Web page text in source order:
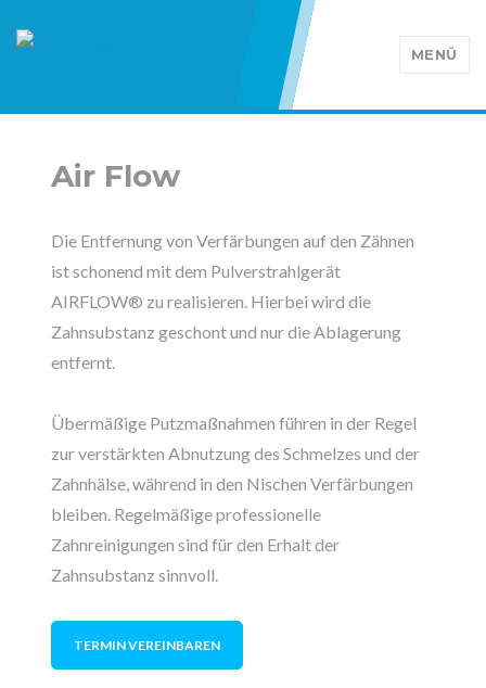
MENÜ
Air Flow
Die Entfernung von Verfärbungen auf den Zähnen
ist schonend mit dem Pulverstrahlgerät
AIRFLOW® zu realisieren. Hierbei wird die
Zahnsubstanz geschont und nur die Ablagerung
entfernt.
Übermäßige Putzmaßnahmen führen in der Regel
zur verstärkten Abnutzung des Schmelzes und der
Zahnhälse, während in den Nischen Verfärbungen
bleiben. Regelmäßige professionelle
Zahnreinigungen sind für den Erhalt der
Zahnsubstanz sinnvoll.
TERMIN VEREINBAREN